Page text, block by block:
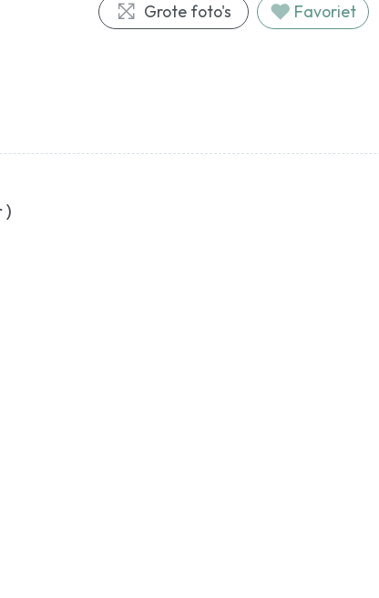
Favoriet
Grote foto's
)